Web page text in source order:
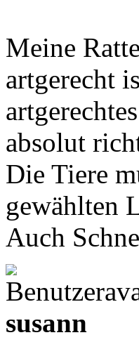
Meine
artgerecht
absolut
Die Tiere
gewählten
Auch
susann